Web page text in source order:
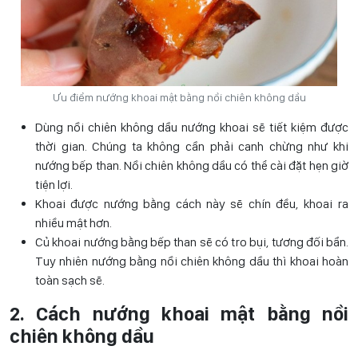
Ưu điểm nướng khoai mật bằng nồi chiên không dầu
Dùng nồi chiên không dầu nướng khoai sẽ tiết kiệm được
thời gian. Chúng ta không cần phải canh chừng như khi
nướng bếp than. Nồi chiên không dầu có thể cài đặt hẹn giờ
tiện lợi.
Khoai được nướng bằng cách này sẽ chín đều, khoai ra
nhiều mật hơn.
Củ khoai nướng bằng bếp than sẽ có tro bụi, tương đối bẩn.
Tuy nhiên nướng bằng nồi chiên không dầu thì khoai hoàn
toàn sạch sẽ.
2. Cách nướng khoai mật bằng nồi
chiên không dầu